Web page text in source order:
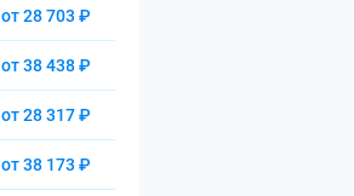
от 28 703 ₽
от 38 438 ₽
от 28 317 ₽
от 38 173 ₽